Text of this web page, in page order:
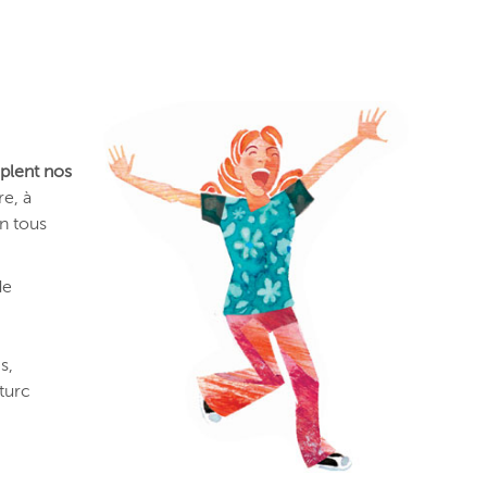
nos
à
tous